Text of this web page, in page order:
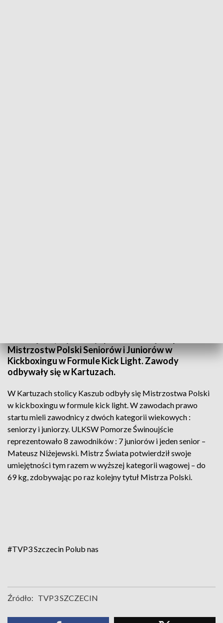
Mistrzostw Polski Seniorów i Juniorów w
Kickboxingu w Formule Kick Light. Zawody
odbywały się w Kartuzach.
W Kartuzach stolicy Kaszub odbyły się Mistrzostwa Polski
w kickboxingu w formule kick light. W zawodach prawo
startu mieli zawodnicy z dwóch kategorii wiekowych :
seniorzy i juniorzy. ULKSW Pomorze Świnoujście
reprezentowało 8 zawodników : 7 juniorów i jeden senior –
Mateusz Niżejewski. Mistrz Świata potwierdził swoje
umiejętności tym razem w wyższej kategorii wagowej – do
69 kg, zdobywając po raz kolejny tytuł Mistrza Polski.
#TVP3 Szczecin Polub nas
Źródło: TVP3 SZCZECIN